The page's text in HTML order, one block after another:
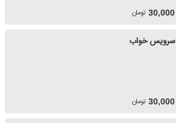
30,000 تومان
سرویس خواب
30,000 تومان